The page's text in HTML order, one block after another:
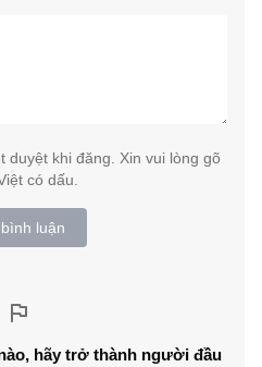
duyệt khi đăng. Xin vui lòng gõ
có dấu.
luận
hãy trở thành người đầu